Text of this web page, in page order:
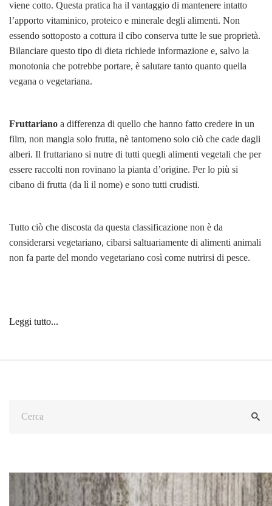
viene cotto. Questa pratica ha il vantaggio di mantenere intatto
l’apporto vitaminico, proteico e minerale degli alimenti. Non
essendo sottoposto a cottura il cibo conserva tutte le sue proprietà.
Bilanciare questo tipo di dieta richiede informazione e, salvo la
monotonia che potrebbe portare, è salutare tanto quanto quella
vegana o vegetariana.
Fruttariano a differenza di quello che hanno fatto credere in un
film, non mangia solo frutta, nè tantomeno solo ciò che cade dagli
alberi. Il fruttariano si nutre di tutti quegli alimenti vegetali che per
essere raccolti non rovinano la pianta d’origine. Per lo più si
cibano di frutta (da lì il nome) e sono tutti crudisti.
Tutto ciò che discosta da questa classificazione non è da
considerarsi vegetariano, cibarsi saltuariamente di alimenti animali
non fa parte del mondo vegetariano così come nutrirsi di pesce.
Leggi tutto...